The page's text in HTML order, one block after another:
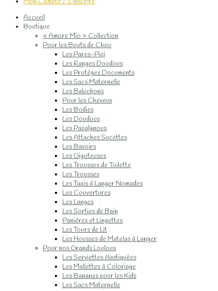
Accueil
Boutique
« Amore Mio » Collection
Pour les Bouts de Chou
Les Pares-Pipi
Les Ranges Doudous
Les Protèges Documents
Les Sacs Maternelle
Les Baluchons
Pour les Cheveux
Les Bodies
Les Doudous
Les Papalynous
Les Attaches Sucettes
Les Bavoirs
Les Gigoteuses
Les Trousses de Toilette
Les Trousses
Les Tapis à Langer Nomades
Les Couvertures
Les Langes
Les Sorties de Bain
Panières et Lingettes
Les Tours de Lit
Les Housses de Matelas à Langer
Pour nos Grands Loulous
Les Serviettes élastiquées
Les Mallettes à Coloriage
Les Bananes pour les Kids
Les Sacs Maternelle